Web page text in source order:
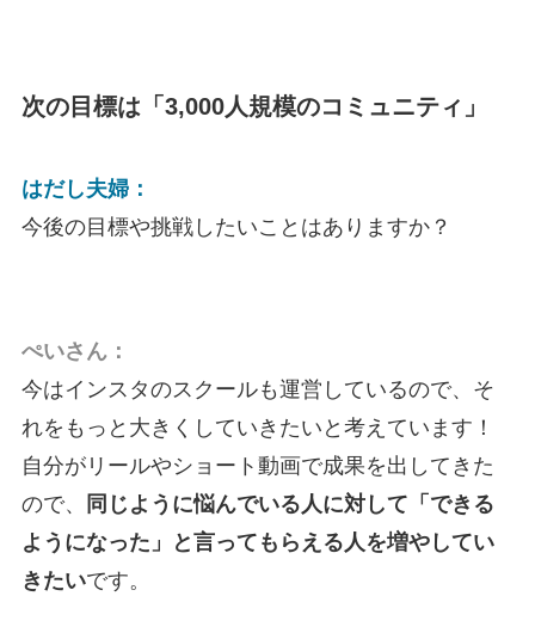
次の目標は「3,000人規模のコミュニティ」
はだし夫婦：
今後の目標や挑戦したいことはありますか？
ぺいさん：
今はインスタのスクールも運営しているので、そ
れをもっと大きくしていきたいと考えています！
自分がリールやショート動画で成果を出してきた
ので、
同じように悩んでいる人に対して「できる
ようになった」と言ってもらえる人を増やしてい
きたいです。